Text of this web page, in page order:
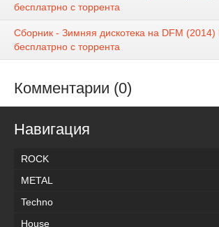
бесплатрно с торрента
Сборник - Зимняя дискотека на DFM (2014)
бесплатрно с торрента
Комментарии (0)
Навигация
ROCK
METAL
Techno
House